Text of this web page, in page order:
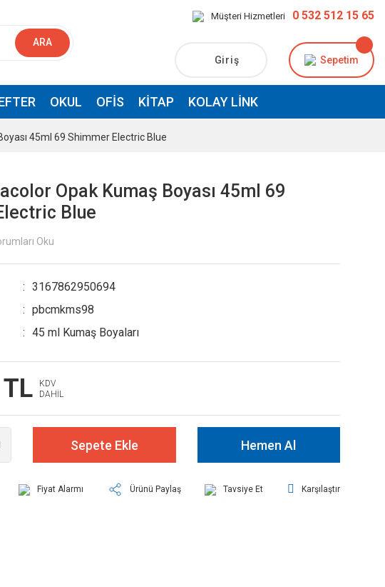
ARA
Müşteri Hizmetleri 0 532 512 15 65
Giriş Sepetim
OKUL OFIS KITAP KOLAY LINK
45ml 69 Shimmer Electric Blue
Opak Kumaş Boyası 45ml 69
Blue
Oku
3167862950694
pbcmkms98
45 ml Kumaş Boyaları
KDV
DAHİL
Sepete Ekle Hemen Al
Fiyat Alarmı Ürünü Paylaş Tavsiye Et Karşılaştır